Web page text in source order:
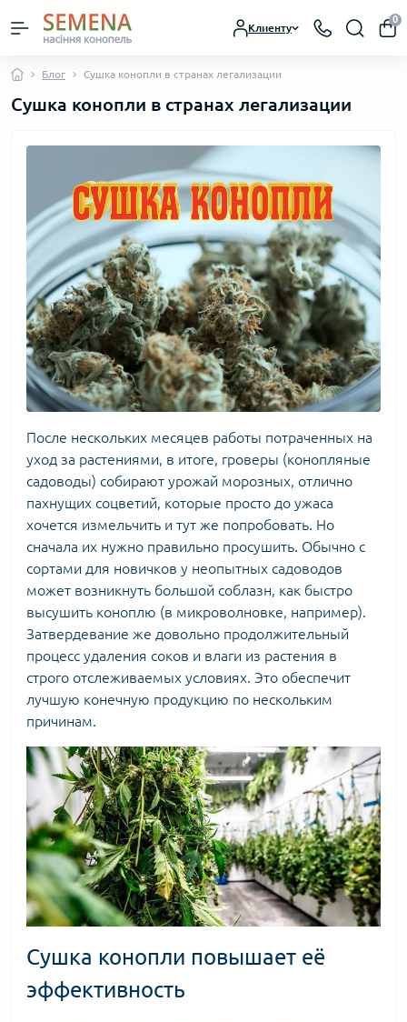
Клиенту
0
Блог Сушка конопли в странах легализации
Сушка конопли в странах легализации
После нескольких месяцев работы потраченных на
уход за растениями, в итоге, гроверы (конопляные
садоводы) собирают урожай морозных, отлично
пахнущих соцветий, которые просто до ужаса
хочется измельчить и тут же попробовать. Но
сначала их нужно правильно просушить. Обычно с
сортами для новичков у неопытных садоводов
может возникнуть большой соблазн, как быстро
высушить коноплю (в микроволновке, например).
Затвердевание же довольно продолжительный
процесс удаления соков и влаги из растения в
строго отслеживаемых условиях. Это обеспечит
лучшую конечную продукцию по нескольким
причинам.
Сушка конопли повышает её
эффективность